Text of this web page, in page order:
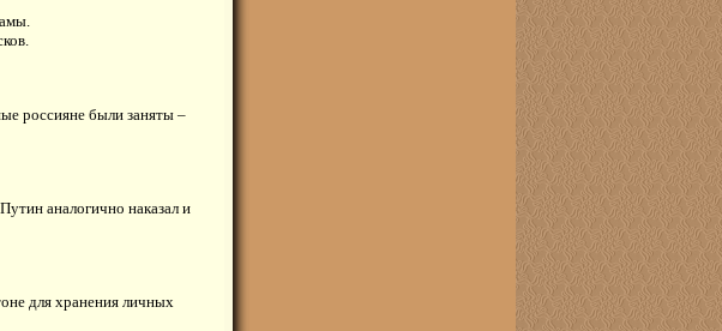
россияне были заняты –
аналогично наказал и
для хранения личных